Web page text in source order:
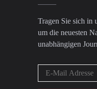
Tragen Sie sich in
um die neuesten
unabhängigen